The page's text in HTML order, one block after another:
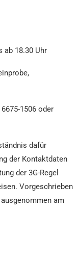
ab 18.30 Uhr
1506 oder
dafür
der Kontaktdaten
der 3G-Regel
Vorgeschrieben
am